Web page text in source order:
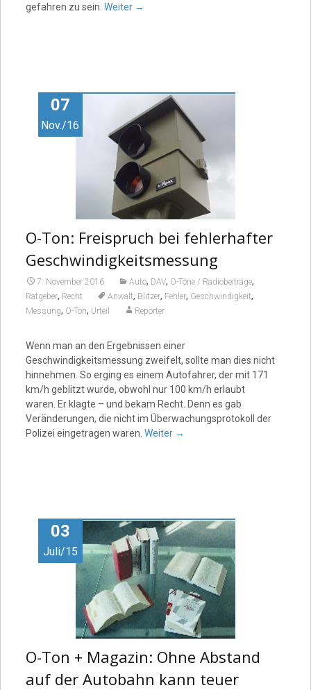
gefahren zu sein. Weiter →
07
Nov./16
O-Ton: Freispruch bei fehlerhafter
Geschwindigkeitsmessung
7. November 2016 Auto, DAV, O-Töne / Radiobeiträge,
Ratgeber, Recht Anwalt, Blitzer, Fehler, Geschwindigkeit,
Messung, O-Ton, Urteil Reporter
Wenn man an den Ergebnissen einer
Geschwindigkeitsmessung zweifelt, sollte man dies nicht
hinnehmen. So erging es einem Autofahrer, der mit 171
km/h geblitzt wurde, obwohl nur 100 km/h erlaubt
waren. Er klagte – und bekam Recht. Denn es gab
Veränderungen, die nicht im Überwachungsprotokoll der
Polizei eingetragen waren. Weiter →
03
Juli/15
O-Ton + Magazin: Ohne Abstand
auf der Autobahn kann teuer